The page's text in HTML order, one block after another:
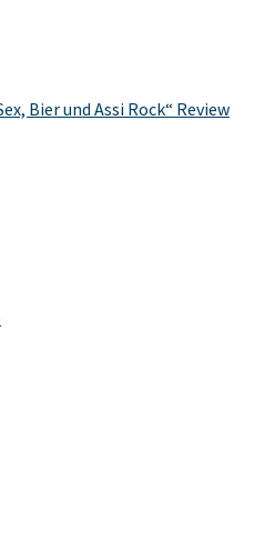
Bier und Assi Rock“ Review